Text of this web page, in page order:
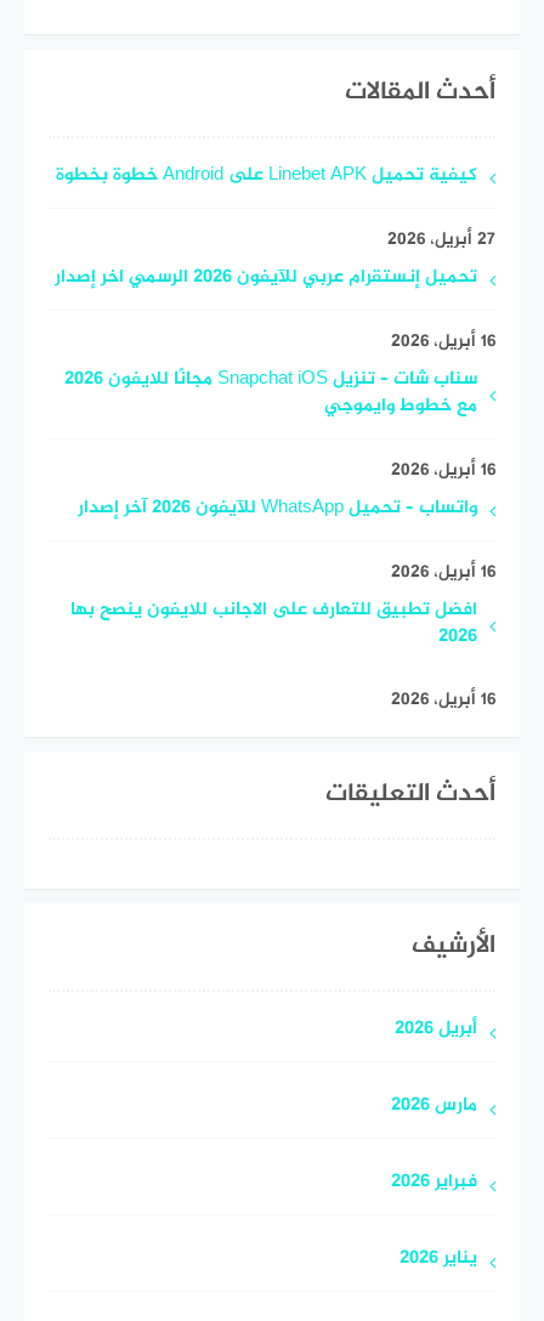
أحدث المقالات
كيفية تحميل Linebet APK على Android خطوة بخطوة
27 أبريل، 2026
تحميل إنستقرام عربي للآيفون 2026 الرسمي اخر إصدار
16 أبريل، 2026
سناب شات – تنزيل Snapchat iOS مجانًا للايفون 2026
مع خطوط وايموجي
16 أبريل، 2026
واتساب – تحميل WhatsApp للآيفون 2026 آخر إصدار
16 أبريل، 2026
افضل تطبيق للتعارف على الاجانب للايفون ينصح بها
2026
16 أبريل، 2026
أحدث التعليقات
الأرشيف
أبريل 2026
مارس 2026
فبراير 2026
يناير 2026